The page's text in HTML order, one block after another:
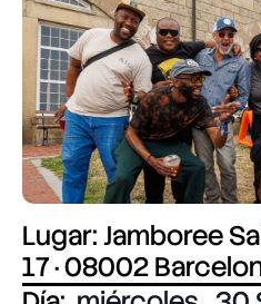
Lugar: Jamboree
17 · 08002